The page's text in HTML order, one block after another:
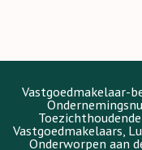
Vastgoedmakelaar-
Vastgoedmakelaars,
Onderworpen aan